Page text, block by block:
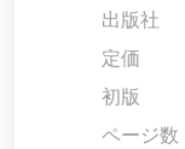
出版社
定価
初版
ページ数